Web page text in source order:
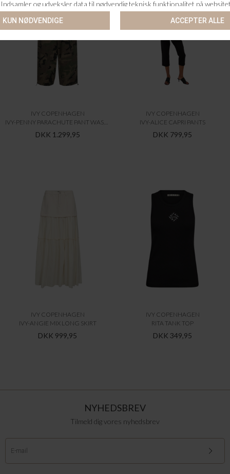
IVY COPENHAGEN
DKK 1.299,95
IVY COPENHAGEN
IVY-ALICE CAPRI PANTS
DKK 799,95
IVY COPENHAGEN
IVY-ANGIE MIX LONG SKIRT
DKK 999,95
IVY COPENHAGEN
RITA TANK TOP
DKK 349,95
NYHEDSBREV
Tilmeld dig vores nyhedsbrev